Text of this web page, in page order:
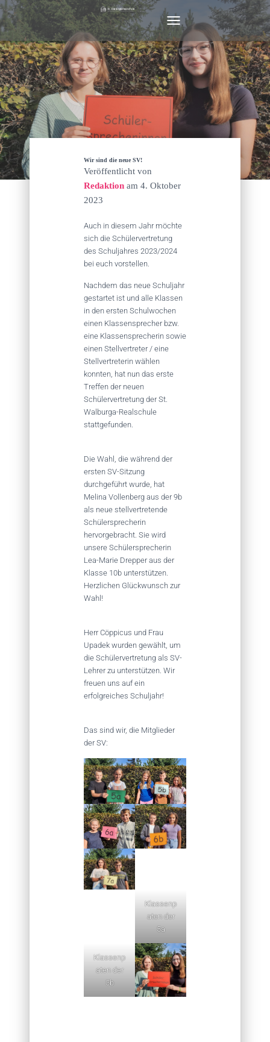
N
A
V
I
G
A
T
I
O
H
T
N
Wir sind die neue SV!
Veröffentlicht von
Redaktion am 4. Oktober
2023
Auch in diesem Jahr möchte
sich die Schülervertretung
des Schuljahres 2023/2024
bei euch vorstellen.
Nachdem das neue Schuljahr
gestartet ist und alle Klassen
in den ersten Schulwochen
einen Klassensprecher bzw.
eine Klassensprecherin sowie
einen Stellvertreter / eine
Stellvertreterin wählen
konnten, hat nun das erste
Treffen der neuen
Schülervertretung der St.
Walburga-Realschule
stattgefunden.
Die Wahl, die während der
ersten SV-Sitzung
durchgeführt wurde, hat
Melina Vollenberg aus der 9b
als neue stellvertretende
Schülersprecherin
hervorgebracht. Sie wird
unsere Schülersprecherin
Lea-Marie Drepper aus der
Klasse 10b unterstützen.
Herzlichen Glückwunsch zur
Wahl!
Herr Cöppicus und Frau
Upadek wurden gewählt, um
die Schülervertretung als SV-
Lehrer zu unterstützen. Wir
freuen uns auf ein
erfolgreiches Schuljahr!
Das sind wir, die Mitglieder
der SV:
Klassenp
aten der
5a
Klassenp
aten der
5b